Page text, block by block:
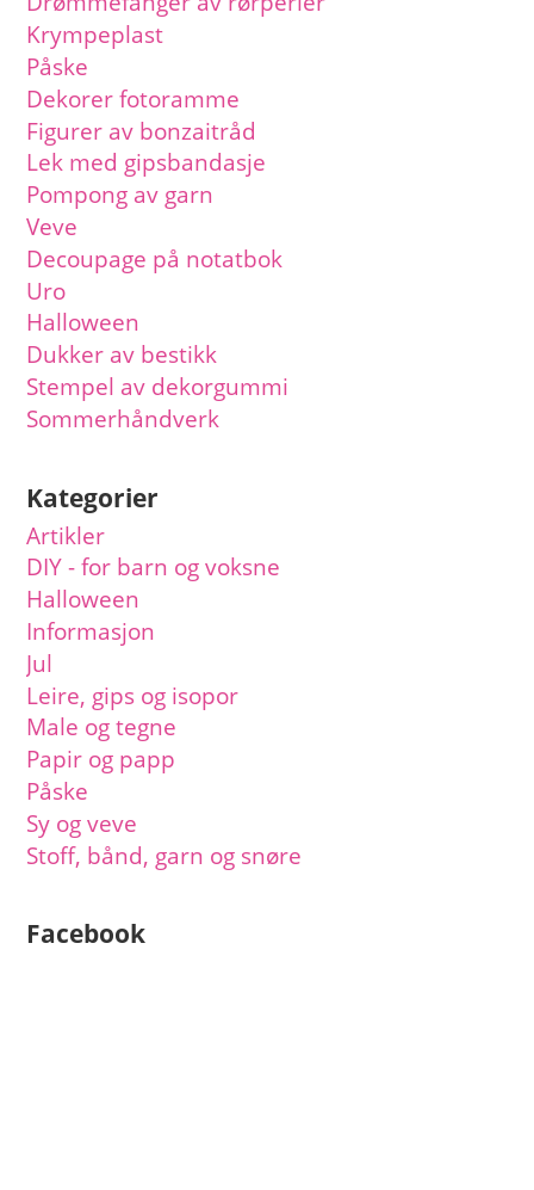
Krympeplast
Påske
Dekorer fotoramme
Figurer av bonzaitråd
Lek med gipsbandasje
Pompong av garn
Veve
Decoupage på notatbok
Uro
Halloween
Dukker av bestikk
Stempel av dekorgummi
Sommerhåndverk
Kategorier
Artikler
DIY - for barn og voksne
Halloween
Informasjon
Jul
Leire, gips og isopor
Male og tegne
Papir og papp
Påske
Sy og veve
Stoff, bånd, garn og snøre
Facebook